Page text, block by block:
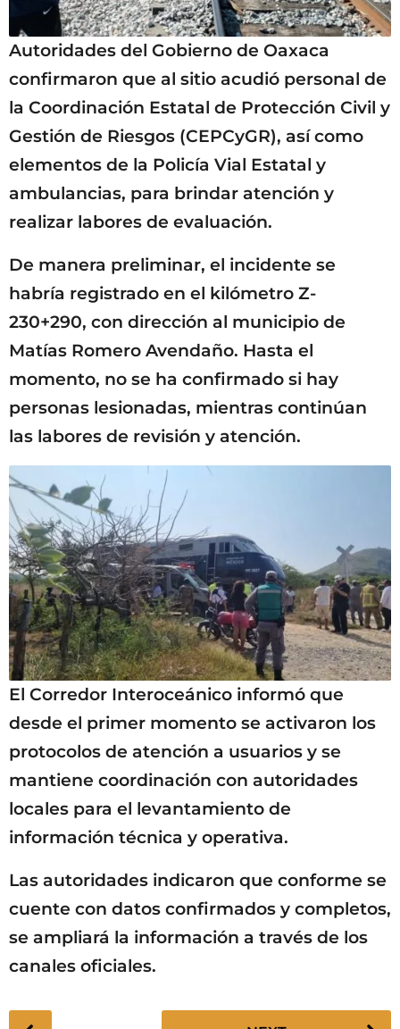
Autoridades del Gobierno de Oaxaca
confirmaron que al sitio acudió personal de
la Coordinación Estatal de Protección Civil y
Gestión de Riesgos (CEPCyGR), así como
elementos de la Policía Vial Estatal y
ambulancias, para brindar atención y
realizar labores de evaluación.
De manera preliminar, el incidente se
habría registrado en el kilómetro Z-
230+290, con dirección al municipio de
Matías Romero Avendaño. Hasta el
momento, no se ha confirmado si hay
personas lesionadas, mientras continúan
las labores de revisión y atención.
El Corredor Interoceánico informó que
desde el primer momento se activaron los
protocolos de atención a usuarios y se
mantiene coordinación con autoridades
locales para el levantamiento de
información técnica y operativa.
Las autoridades indicaron que conforme se
cuente con datos confirmados y completos,
se ampliará la información a través de los
canales oficiales.
P